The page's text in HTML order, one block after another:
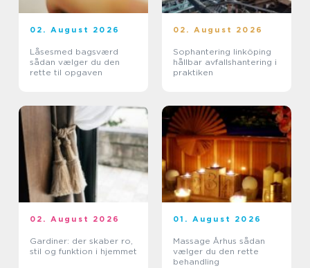
02. August 2026
Låsesmed bagsværd
sådan vælger du den
rette til opgaven
02. August 2026
Sophantering linköping
hållbar avfallshantering i
praktiken
02. August 2026
Gardiner: der skaber ro,
stil og funktion i hjemmet
01. August 2026
Massage Århus sådan
vælger du den rette
behandling